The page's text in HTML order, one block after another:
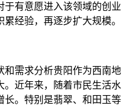
于有意愿进入该领域的创业
经验，再逐步扩大规模。
和需求分析贵阳作为西南地
。近年来，随着市民生活水
长。特别是翡翠、和田玉等